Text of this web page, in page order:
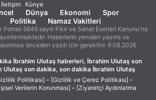
İletişim Künye
Dünya Ekonomi
Spor
Politika Namaz Vakitleri
5846 sayılı Fikir ve Sanat Eserleri Kanunu'na
Haberlerin yeniden yayımı ve
önceden yazılı izin gerektirir. 9.08.2026
İbrahim Ulutaş haberleri, İbrahim Ulutaş son
Ulutaş son dakika, son dakika İbrahim Ulutaş
Politikası] - [Gizlilik ve Çerez Politikası] -
Verilerin Korunması] - [Ziyaretçi Aydınlatma